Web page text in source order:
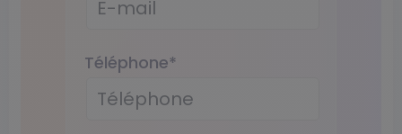
Téléphone*